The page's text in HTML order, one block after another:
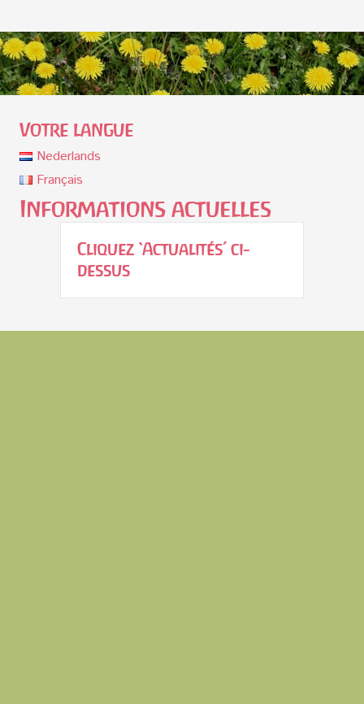
Votre langue
Nederlands
Français
Informations actuelles
Cliquez ‘Actualités’ ci-
dessus